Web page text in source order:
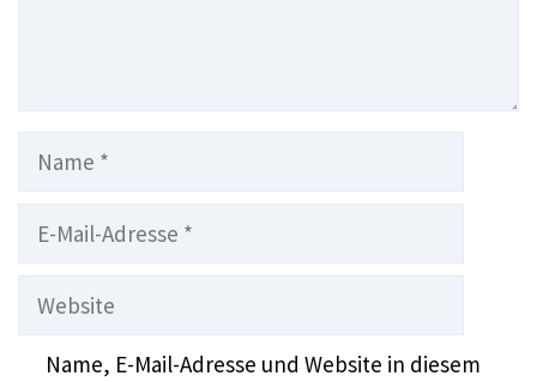
Name
Website
Name, E-Mail-Adresse und Website in diesem